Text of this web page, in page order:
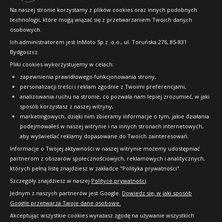
Na naszej stronie korzystamy z plików cookies oraz innych podobnych
technologii, które mogą wiązać się z przetwarzaniem Twoich danych
osobowych.
Ich administratorem jest InMoto Sp z .o.o., ul. Toruńska 276, 85-831
Bydgoszcz.
Pliki cookies wykorzystujemy w celach:
zapewnienia prawidłowego funkcjonowania strony,
personalizacji treści i reklam zgodnie z Twoimi preferencjami,
analizowania ruchu na stronie, co pozwala nam lepiej zrozumieć, w jaki
sposób korzystasz z naszej witryny,
marketingowych, dzięki nim zbieramy informacje o tym, jakie działania
podejmowałeś w naszej witrynie i na innych stronach internetowych,
aby wyświetlać reklamy dopasowane do Twoich zainteresowań.
Informacje o Twojej aktywności w naszej witrynie możemy udostępniać
partnerom z obszarów społecznościowych, reklamowych i analitycznych,
których pełną listę znajdziesz w zakładce "Polityka prywatności".
Szczegóły znajdziesz w naszej Polityce prywatności.
Jednym z naszych partnerów jest Google. Dowiedz się, w jaki sposób
Google przetwarza Twoje dane osobowe.
Akceptując wszystkie cookies wyrażasz zgodę na używanie wszystkich
Raty
FAQ
OFICJALNY PARTNER